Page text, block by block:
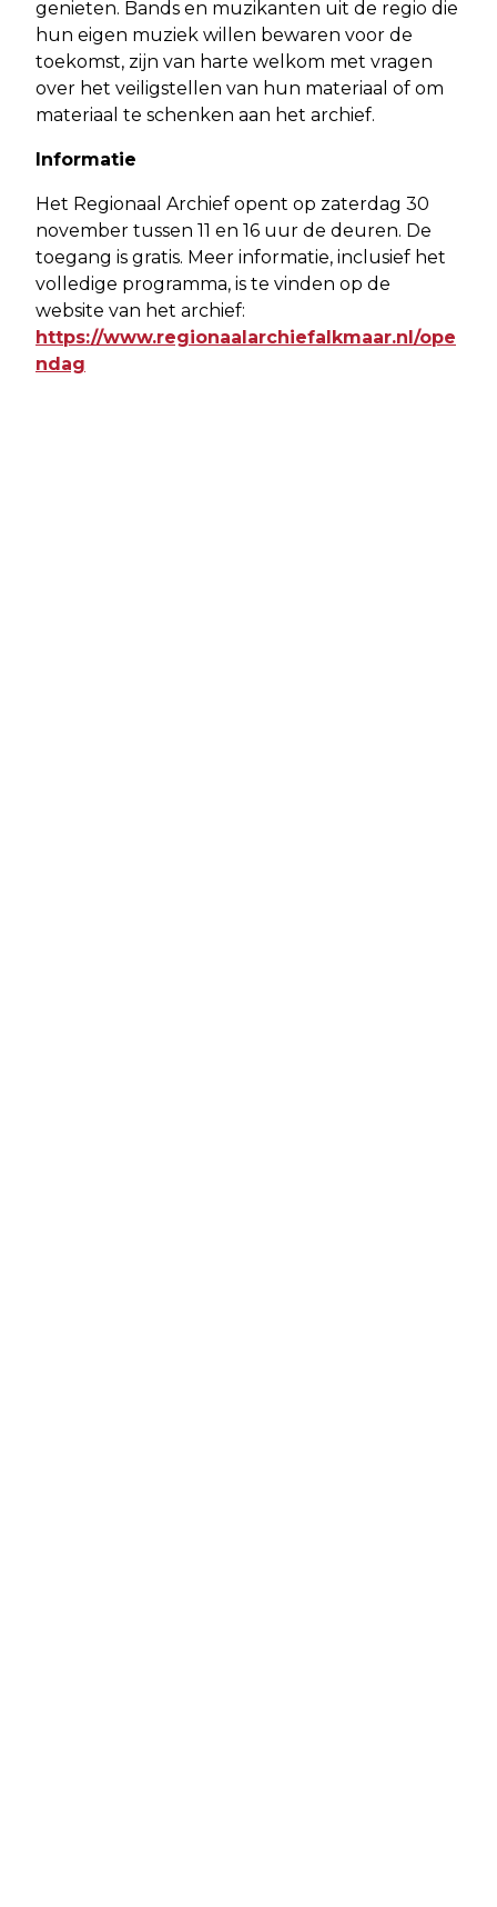
genieten. Bands en muzikanten uit de regio die
hun eigen muziek willen bewaren voor de
toekomst, zijn van harte welkom met vragen
over het veiligstellen van hun materiaal of om
materiaal te schenken aan het archief.
Informatie
Het Regionaal Archief opent op zaterdag 30
november tussen 11 en 16 uur de deuren. De
toegang is gratis. Meer informatie, inclusief het
volledige programma, is te vinden op de
website van het archief:
https://www.regionaalarchiefalkmaar.nl/ope
ndag